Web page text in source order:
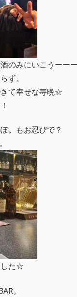
のみにいこうーー
ず。
て幸せな毎晩☆
。もお忍びで？
した☆
。